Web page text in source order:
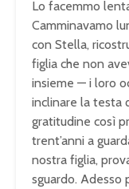
Lo facemmo
Camminavamo
con Stella,
figlia che non
insieme — i loro
inclinare la testa
gratitudine così
trent’anni a
nostra figlia,
sguardo. Adesso